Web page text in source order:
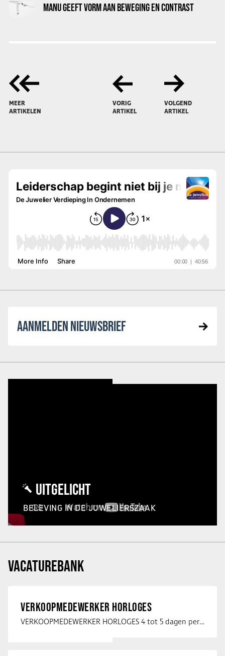
MANU GEEFT VORM AAN BEWEGING EN CONTRAST
MEER
ARTIKELEN
VORIG
ARTIKEL
VOLGEND
ARTIKEL
AANMELDEN NIEUWSBRIEF
UITGELICHT
BELEVING IN DE JUWELIERSZAAK
VACATUREBANK
VERKOOPMEDEWERKER HORLOGES
VERKOOPMEDEWERKER HORLOGES 4 tot 5 dagen per week Heb jij een passie voor …